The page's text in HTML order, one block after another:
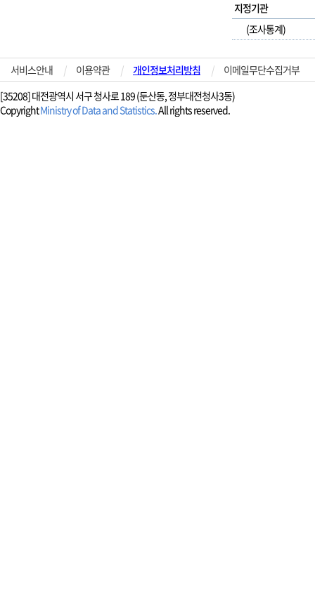
지정기관
(조사통계)
서비스안내 | 이용약관 | 개인정보처리방침 |
이메일무단수집거부
[35208] 대전광역시 서구 청사로 189 (둔산동, 정부대전청사3동)
CopyrightMinistry of Data and Statistics.All rights reserved.